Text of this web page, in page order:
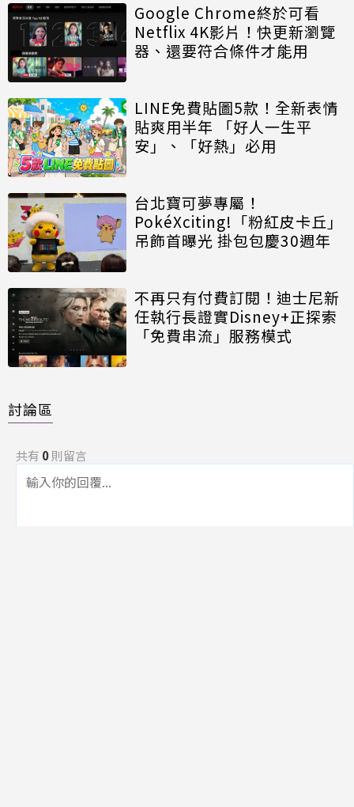
Google Chrome終於可看
Netflix 4K影片！快更新瀏覽
器、還要符合條件才能用
LINE免費貼圖5款！全新表情
貼爽用半年 「好人一生平
安」、「好熱」必用
台北寶可夢專屬！
PokéXciting!「粉紅皮卡丘」
吊飾首曝光 掛包包慶30週年
不再只有付費訂閱！迪士尼新
任執行長證實Disney+正探索
「免費串流」服務模式
討論區
共有 0則留言